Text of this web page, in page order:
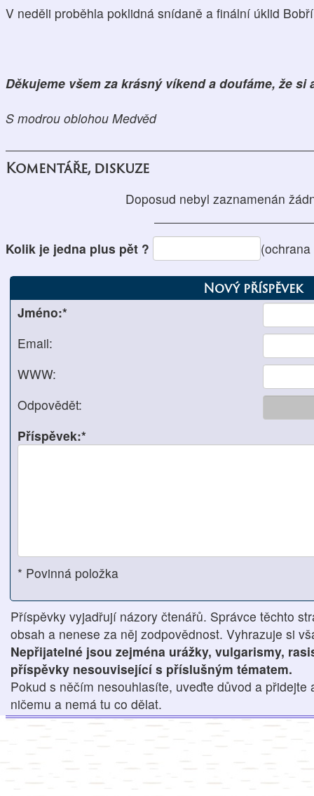
V neděli proběhla poklidná snídaně a finální úklid
Děkujeme všem za krásný víkend a doufáme, že si
S modrou oblohou Medvěd
Komentáře, diskuze
Doposud nebyl zaznamenán
Kolik je jedna plus pět ?
Nový příspěvek
Jméno:*
Email:
WWW:
Odpovědět:
Příspěvek:*
* Povinná položka
Příspěvky vyjadřují názory čtenářů. Správce těchto
obsah a nenese za něj zodpovědnost. Vyhrazuje si
Nepřijatelné jsou zejména urážky, vulgarismy,
příspěvky nesouvisející s příslušným tématem.
Pokud s něčím nesouhlasíte, uveďte důvod a přidejte
ničemu a nemá tu co dělat.